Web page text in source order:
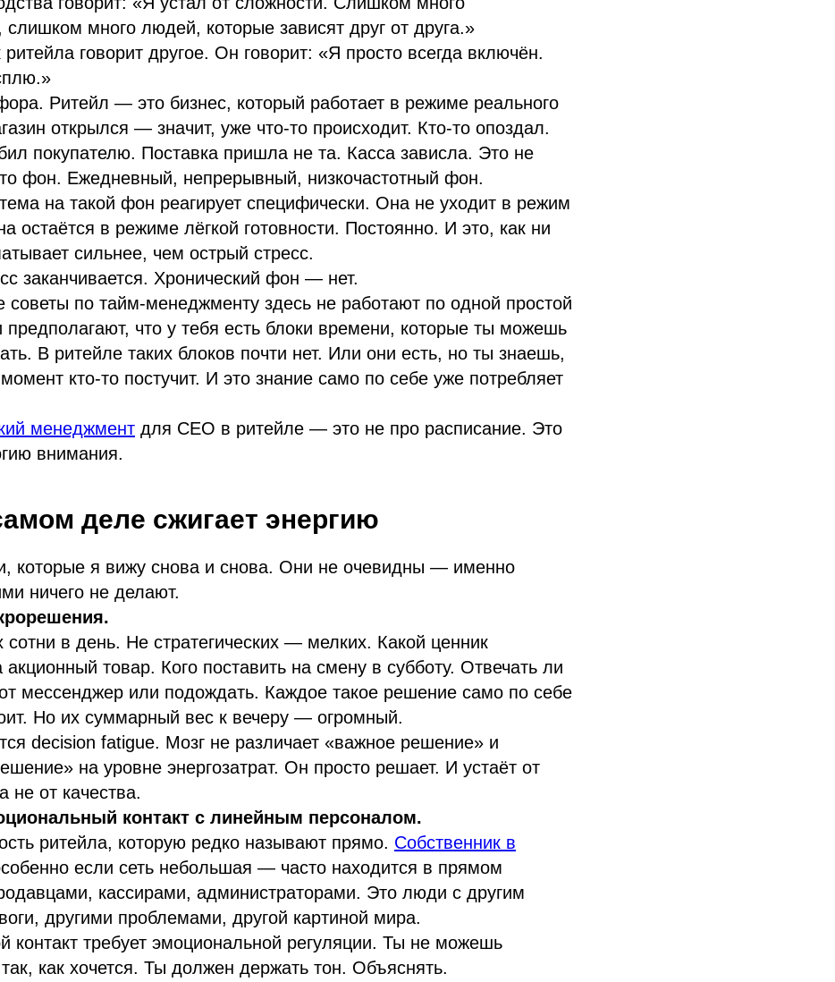
много людей, которые зависят друг от друга.»
ритейла говорит другое. Он говорит: «Я просто всегда включён.
Ритейл — это бизнес, который работает в режиме реального
открылся — значит, уже что-то происходит. Кто-то опоздал.
покупателю. Поставка пришла не та. Касса зависла. Это не
фон. Ежедневный, непрерывный, низкочастотный фон.
на такой фон реагирует специфически. Она не уходит в режим
остаётся в режиме лёгкой готовности. Постоянно. И это, как ни
сильнее, чем острый стресс.
заканчивается. Хронический фон — нет.
советы по тайм-менеджменту здесь не работают по одной простой
предполагают, что у тебя есть блоки времени, которые ты можешь
В ритейле таких блоков почти нет. Или они есть, но ты знаешь,
кто-то постучит. И это знание само по себе уже потребляет
менеджмент для CEO в ритейле — это не про расписание. Это
внимания.
деле сжигает энергию
которые я вижу снова и снова. Они не очевидны — именно
ничего не делают.
сотни в день. Не стратегических — мелких. Какой ценник
акционный товар. Кого поставить на смену в субботу. Отвечать ли
мессенджер или подождать. Каждое такое решение само по себе
Но их суммарный вес к вечеру — огромный.
decision fatigue. Мозг не различает «важное решение» и
на уровне энергозатрат. Он просто решает. И устаёт от
не от качества.
контакт с линейным персоналом.
ритейла, которую редко называют прямо. Собственник в
если сеть небольшая — часто находится в прямом
кассирами, администраторами. Это люди с другим
другими проблемами, другой картиной мира.
контакт требует эмоциональной регуляции. Ты не можешь
так, как хочется. Ты должен держать тон. Объяснять.